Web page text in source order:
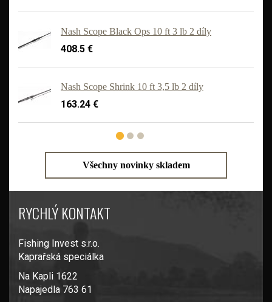
Nash Scope Black Ops 10 ft 3 lb 2 díly
408.5 €
Nash Scope Shrink 10 ft 3,5 lb 2 díly
163.24 €
Všechny novinky skladem
RYCHLÝ KONTAKT
Fishing Invest s.r.o.
Kaprařská speciálka
Na Kapli 1622
Napajedla 763 61